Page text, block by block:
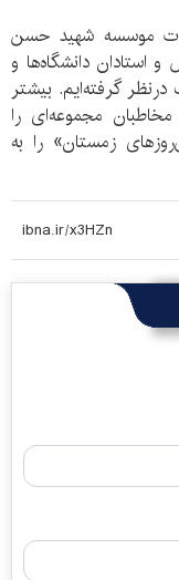
موسسه شهید حسن
استادان دانشگاه‌ها و
20 درصد تخفیف درنظر گرفته‌ایم. بیشتر
مخاطبان مجموعه‌ای را
«آخرین‌روز‌های زمستان» را به